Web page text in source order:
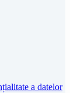
a datelor